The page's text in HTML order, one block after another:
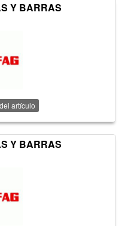
Y BARRAS
artículo
Y BARRAS